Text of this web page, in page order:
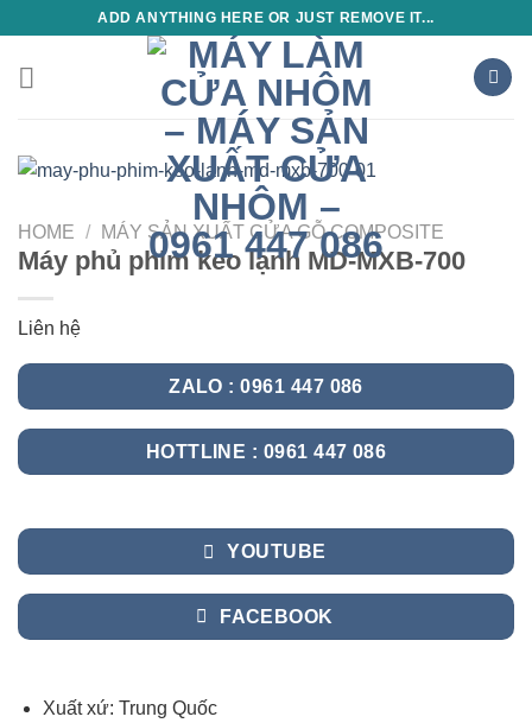
content
ADD ANYTHING HERE OR JUST REMOVE IT...
HOME / MÁY SẢN XUẤT CỬA GỖ COMPOSITE
Máy phủ phim keo lạnh MD-MXB-700
Liên hệ
ZALO : 0961 447 086
HOTTLINE : 0961 447 086
YOUTUBE
FACEBOOK
Xuất xứ: Trung Quốc